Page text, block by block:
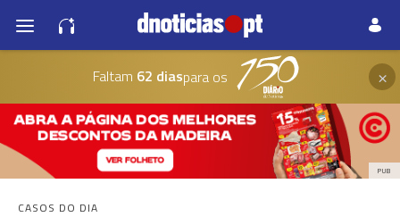
Faltam 62 diaspara os ×
PUB
CASOS DO DIA